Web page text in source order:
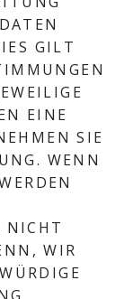
GILT
EINE
SIE
WENN
NICHT
WIR